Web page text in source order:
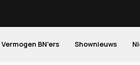
Vermogen BN'ers Shownieuws